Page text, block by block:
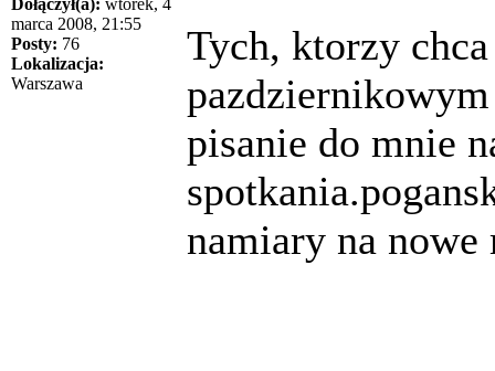
marca 2008, 21:55
Posty: 76
Lokalizacja:
Warszawa
Tych, ktorzy
pisanie do mnie
namiary na nowe